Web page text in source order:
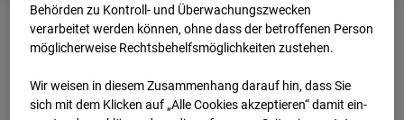
Home
Deutschland
BC-189 - BV-Ausbau Bonatzbau -Cam7
Archiv
2026 07 08 16:00
Behörden zu Kontroll- und Überwachungszwecken
verarbeitet werden können, ohne dass der betroffenen Person
möglicherweise Rechtsbehelfsmöglichkeiten zustehen.
Wir weisen in diesem Zusammenhang darauf hin, dass Sie
sich mit dem Klicken auf „Alle Cookies akzeptieren“ damit ein­